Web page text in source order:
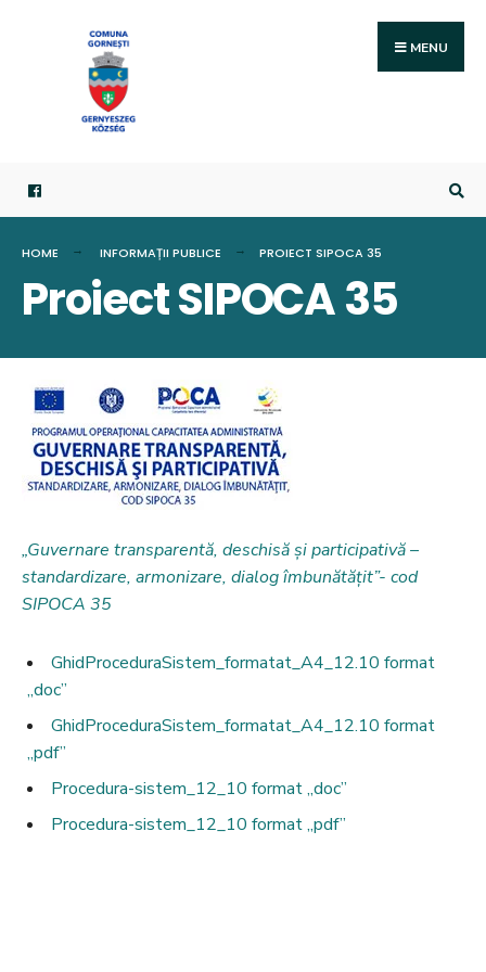
MENU
HOME INFORMAȚII PUBLICE PROIECT SIPOCA 35
Proiect SIPOCA 35
„Guvernare transparentă, deschisă și participativă –
standardizare, armonizare, dialog îmbunătățit”- cod
SIPOCA 35
GhidProceduraSistem_formatat_A4_12.10 format
,,doc”
GhidProceduraSistem_formatat_A4_12.10 format
,,pdf”
Procedura-sistem_12_10 format ,,doc”
Procedura-sistem_12_10 format ,,pdf”